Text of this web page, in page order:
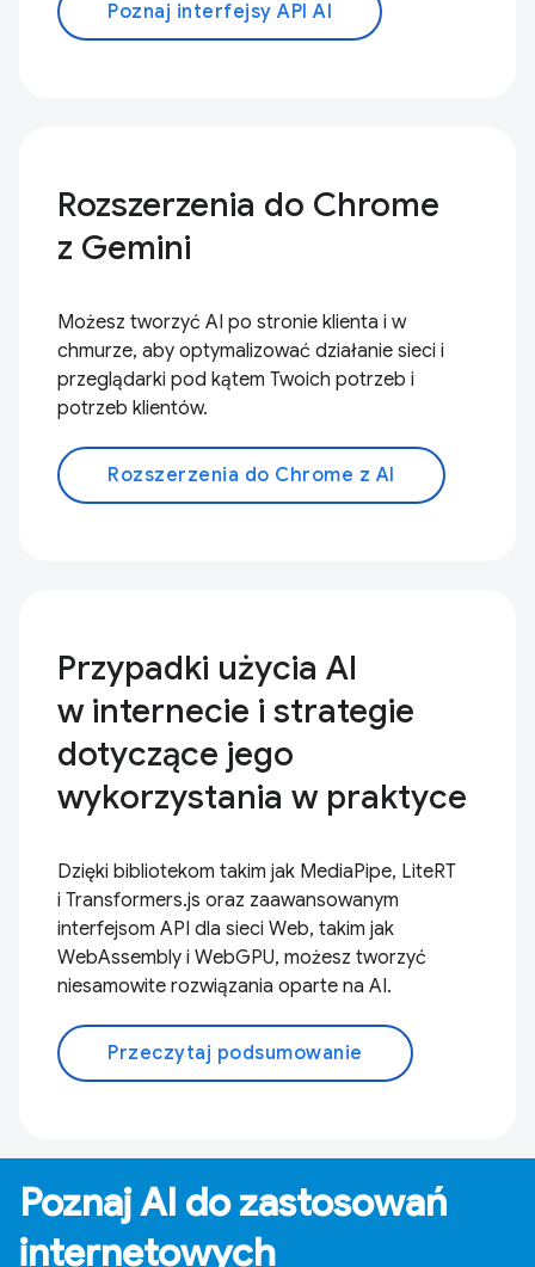
Poznaj interfejsy API AI
Rozszerzenia do Chrome
z Gemini
Możesz tworzyć AI po stronie klienta i w
chmurze, aby optymalizować działanie sieci i
przeglądarki pod kątem Twoich potrzeb i
potrzeb klientów.
Rozszerzenia do Chrome z AI
Przypadki użycia AI
w internecie i strategie
dotyczące jego
wykorzystania w praktyce
Dzięki bibliotekom takim jak MediaPipe, LiteRT
i Transformers.js oraz zaawansowanym
interfejsom API dla sieci Web, takim jak
WebAssembly i WebGPU, możesz tworzyć
niesamowite rozwiązania oparte na AI.
Przeczytaj podsumowanie
Poznaj AI do zastosowań
internetowych